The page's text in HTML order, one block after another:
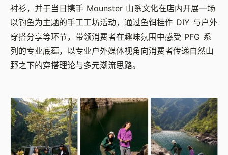
衬衫，并于当日携手 Mounster 山系文化在店内开展一场
以钓鱼为主题的手工工坊活动，通过鱼饵挂件 DIY 与户外
穿搭分享等环节，带领消费者在趣味氛围中感受 PFG 系
列的专业底蕴，以专业户外媒体视角向消费者传递自然山
野之下的穿搭理论与多元潮流思路。